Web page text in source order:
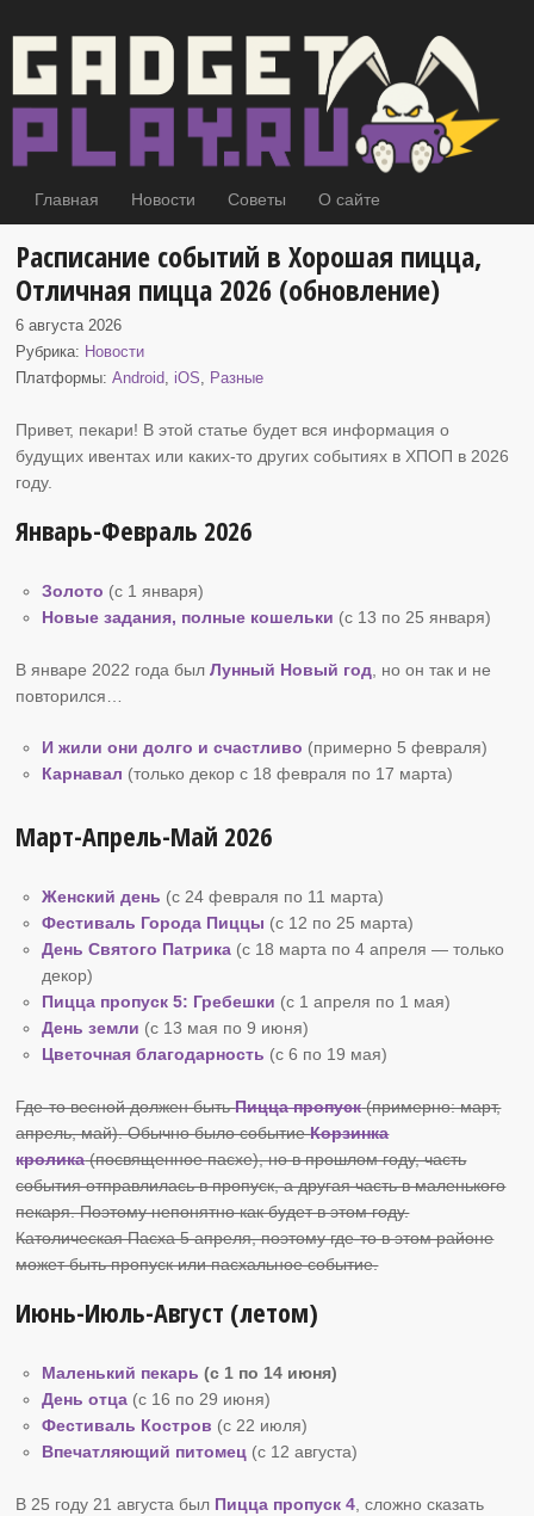
Главная Новости Советы О сайте
Расписание событий в Хорошая пицца,
Отличная пицца 2026 (обновление)
6 августа 2026
Рубрика: Новости
Платформы:Android, iOS, Разные
Привет, пекари! В этой статье будет вся информация о
будущих ивентах или каких-то других событиях в ХПОП в 2026
году.
Январь-Февраль 2026
Золото (с 1 января)
Новые задания, полные кошельки (с 13 по 25 января)
В январе 2022 года былЛунный Новый год , но он так и не
повторился…
И жили они долго и счастливо (примерно 5 февраля)
Карнавал (только декор с 18 февраля по 17 марта)
Март-Апрель-Май 2026
Женский день (с 24 февраля по 11 марта)
Фестиваль Города Пиццы (с 12 по 25 марта)
День Святого Патрика (с 18 марта по 4 апреля — только
декор)
Пицца пропуск 5: Гребешки (с 1 апреля по 1 мая)
День земли (с 13 мая по 9 июня)
Цветочная благодарность (с 6 по 19 мая)
Где-то весной должен бытьПицца пропуск (примерно: март,
апрель, май). Обычно было событиеКорзинка
кролика(посвященное пасхе), но в прошлом году, часть
события отправлилась в пропуск, а другая часть в маленького
пекаря. Поэтому непонятно как будет в этом году.
Католическая Пасха 5 апреля, поэтому где-то в этом районе
может быть пропуск или пасхальное событие.
Июнь-Июль-Август (летом)
Маленький пекарь (с 1 по 14 июня)
День отца (с 16 по 29 июня)
Фестиваль Костров (c 22 июля)
Впечатляющий питомец (c 12 августа)
В 25 году 21 августа был Пицца пропуск 4 , сложно сказать